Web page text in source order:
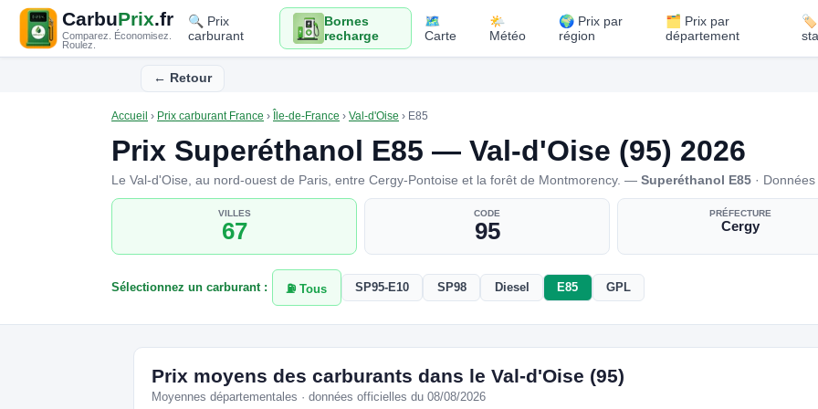
CarbuPrix.fr
Comparez. Économisez.
Roulez.
🔍 Prix
carburant
Bornes
recharge
🗺️
Carte
🌤️
Météo
🌍 Prix par
région
🗂️ Prix par
département
🏷️
← Retour
Accueil › Prix carburant France › Île-de-France › Val-d'Oise › E85
Prix Superéthanol E85 — Val-d'Oise (95) 2026
Le Val-d'Oise, au nord-ouest de Paris, entre Cergy-Pontoise et la forêt de Montmorency. — Superéthanol E85 ·
VILLES
67
CODE
95
PRÉFECTURE
Cergy
Sélectionnez un carburant : ⛽ Tous SP95-E10 SP98 Diesel E85 GPL
Prix moyens des carburants dans le Val-d'Oise (95)
Moyennes départementales · données officielles du 08/08/2026